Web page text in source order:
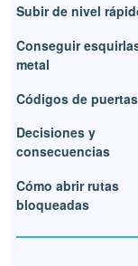
Subir de nivel
Conseguir
metal
Códigos de puertas
Decisiones y
consecuencias
Cómo abrir rutas
bloqueadas